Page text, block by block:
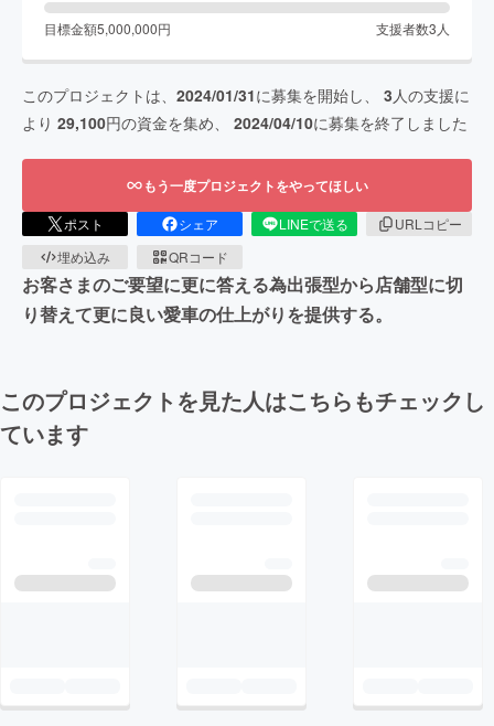
目標金額5,000,000円 支援者数3 人
このプロジェクトは、 2024/01/31に募集を開始し、 3人の支援に
より 29,100円の資金を集め、 2024/04/10に募集を終了しました
もう一度プロジェクトをやってほしい
ポスト シェア LINEで送る
URLコピー
埋め込み
QRコード
お客さまのご要望に更に答える為出張型から店舗型に切
り替えて更に良い愛車の仕上がりを提供する。
このプロジェクトを見た人はこちらもチェックし
ています